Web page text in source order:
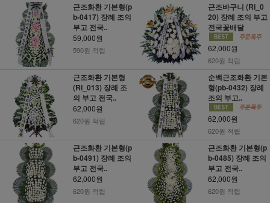
근조화환 기본형(p
b-0417) 장례 조의
부고 전국..
59,000원
590원 적립
근조바구니 (RI_0
20) 장례 조의 부고
전국꽃배달
62,000원
620원 적립
근조화환 기본형
(RI_013) 장례 조
의 부고 전국..
62,000원
620원 적립
순백근조화환 기본
형(pb-0432) 장례
조의 부고..
62,000원
620원 적립
근조화환 기본형(p
b-0491) 장례 조의
부고 전국..
62,000원
620원 적립
근조화환 기본형(p
b-0485) 장례 조의
부고 전국..
62,000원
620원 적립